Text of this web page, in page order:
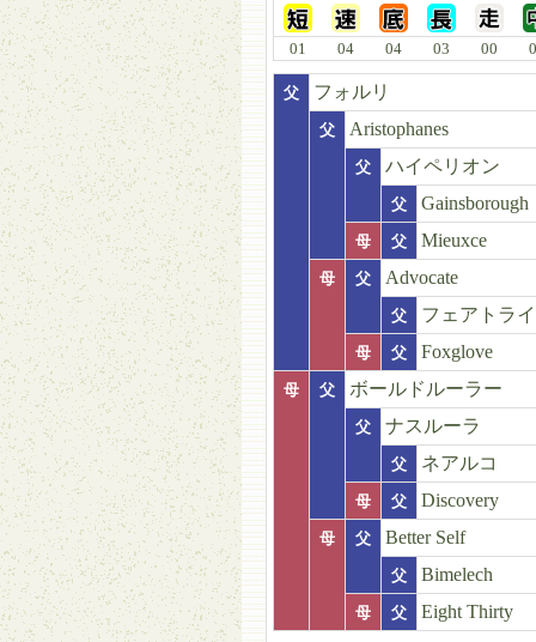
01 04 04 03 00
父 フォルリ
父 Aristophanes
父 ハイペリオン
父 Gainsborough
母 父 Mieuxce
母 父 Advocate
父 フェアトラ
母 父 Foxglove
母 父 ボールドルーラー
父 ナスルーラ
父 ネアルコ
母 父 Discovery
母 父 Better Self
父 Bimelech
母 父 Eight Thirty